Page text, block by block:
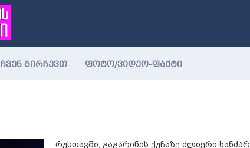
ჩვენ გირჩევთ ფოტო/ვიდეო-ფაქტი
რუსთავში, გაგარინის ქუჩაზე ძლიერი